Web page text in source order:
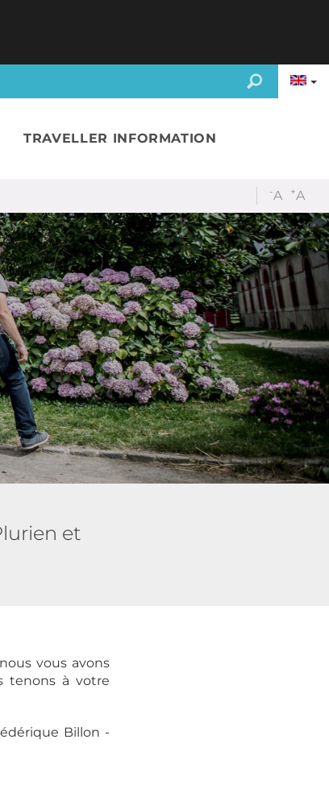
TRAVELLER INFORMATION
-A +A
et
vous avons
tenons à votre
Billon -